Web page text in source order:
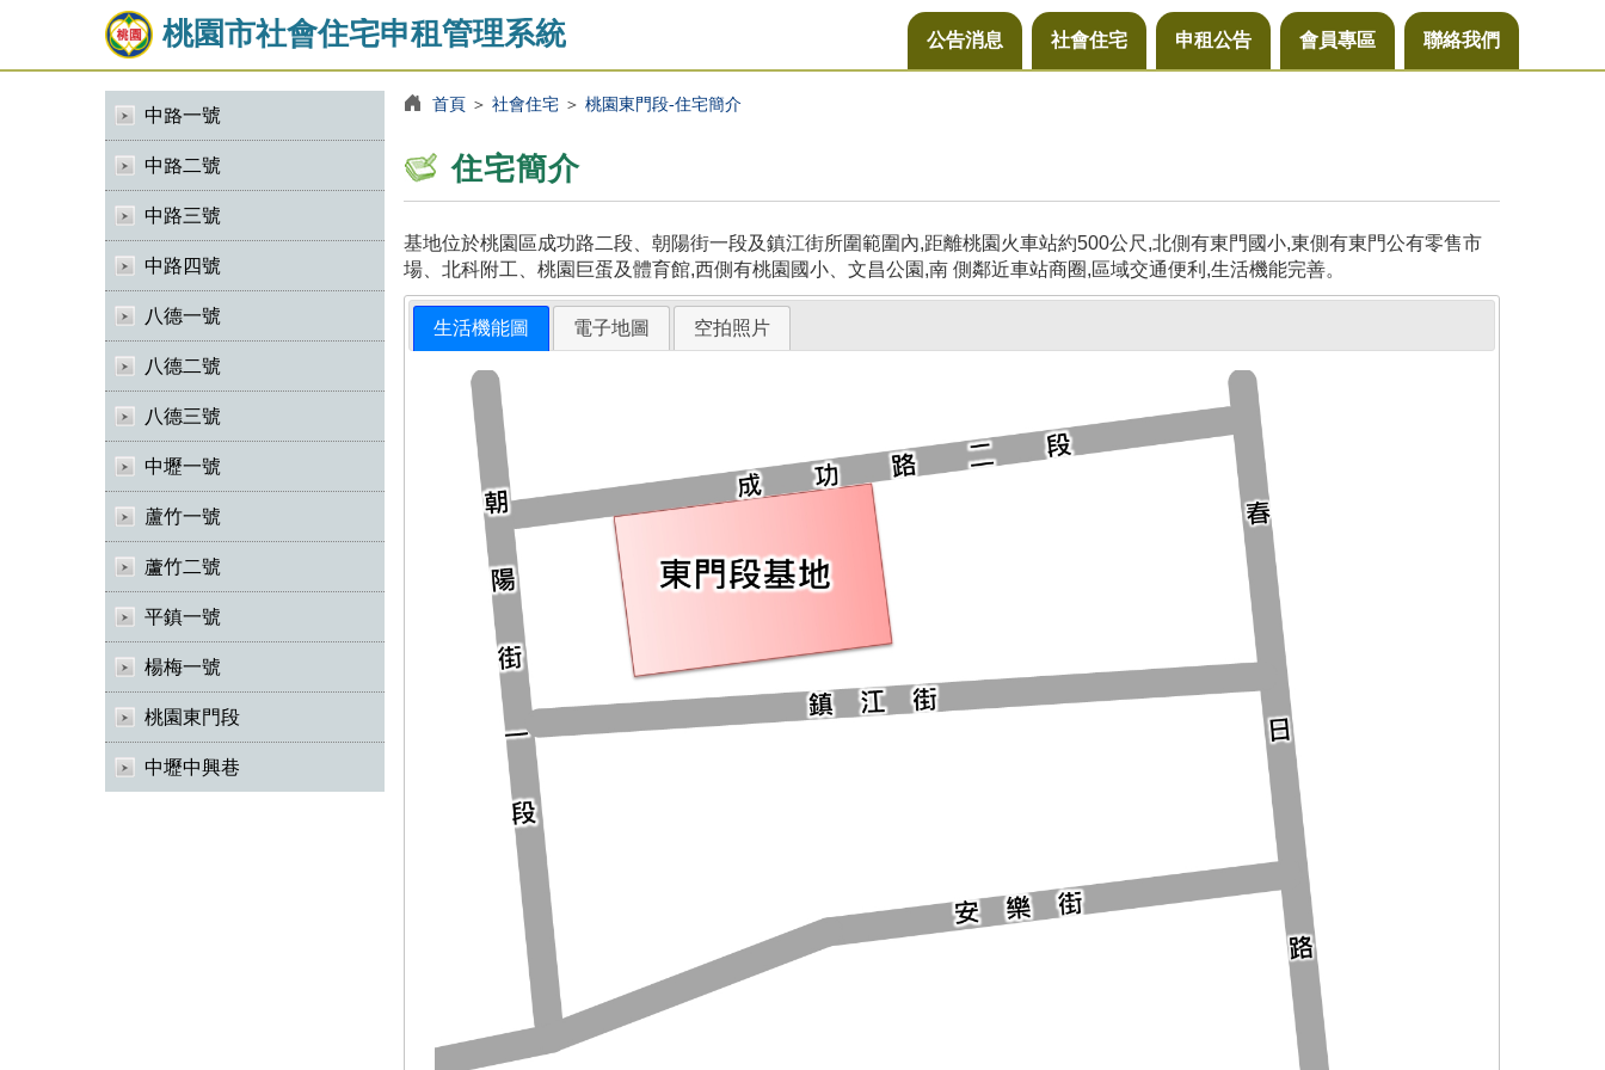
桃園市社會住宅申租管理系統 公告消息 社會住宅 申租公告 會員專區 聯絡我們
中路一號
中路二號
中路三號
中路四號
八德一號
八德二號
八德三號
中壢一號
蘆竹一號
蘆竹二號
平鎮一號
楊梅一號
桃園東門段
中壢中興巷
首頁＞ 社會住宅＞ 桃園東門段-住宅簡介
住宅簡介
基地位於桃園區成功路二段、朝陽街一段及鎮江街所圍範圍內,距離桃園火車站約500公尺,北側有東門國小,東側有東門公有零售市
場、北科附工、桃園巨蛋及體育館,西側有桃園國小、文昌公園,南 側鄰近車站商圈,區域交通便利,生活機能完善。
生活機能圖 電子地圖 空拍照片